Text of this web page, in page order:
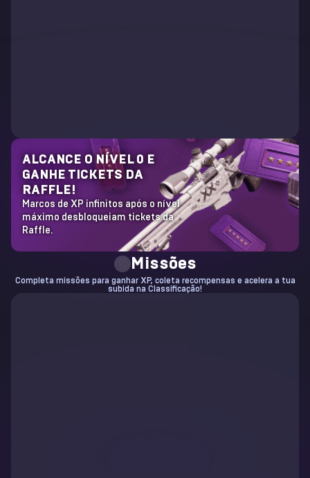
ALCANCE O NÍVEL 0 E
GANHE TICKETS DA
RAFFLE!
Marcos de XP infinitos após o nível
máximo desbloqueiam tickets da
Raffle.
Missões
Completa missões para ganhar XP, coleta recompensas e acelera a tua
subida na Classificação!